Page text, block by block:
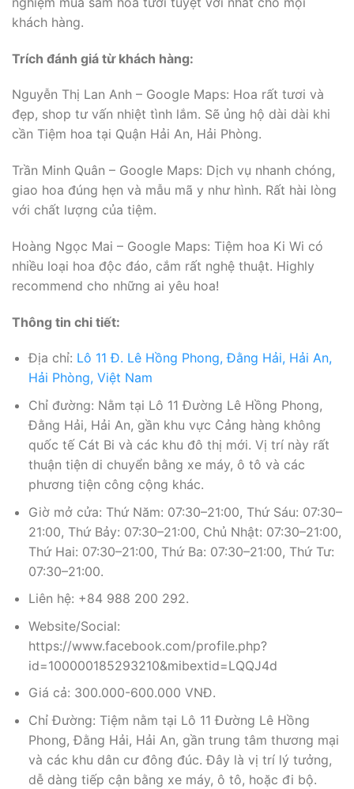
khách hàng.
Trích đánh giá từ khách hàng:
Nguyễn Thị Lan Anh – Google Maps: Hoa rất tươi và
đẹp, shop tư vấn nhiệt tình lắm. Sẽ ủng hộ dài dài khi
cần Tiệm hoa tại Quận Hải An, Hải Phòng.
Trần Minh Quân – Google Maps: Dịch vụ nhanh chóng,
giao hoa đúng hẹn và mẫu mã y như hình. Rất hài lòng
với chất lượng của tiệm.
Hoàng Ngọc Mai – Google Maps: Tiệm hoa Ki Wi có
nhiều loại hoa độc đáo, cắm rất nghệ thuật. Highly
recommend cho những ai yêu hoa!
Thông tin chi tiết:
Địa chỉ: Lô 11 Đ. Lê Hồng Phong, Đằng Hải, Hải An,
Hải Phòng, Việt Nam
Chỉ đường: Nằm tại Lô 11 Đường Lê Hồng Phong,
Đằng Hải, Hải An, gần khu vực Cảng hàng không
quốc tế Cát Bi và các khu đô thị mới. Vị trí này rất
thuận tiện di chuyển bằng xe máy, ô tô và các
phương tiện công cộng khác.
Giờ mở cửa: Thứ Năm: 07:30–21:00, Thứ Sáu: 07:30–
21:00, Thứ Bảy: 07:30–21:00, Chủ Nhật: 07:30–21:00,
Thứ Hai: 07:30–21:00, Thứ Ba: 07:30–21:00, Thứ Tư:
07:30–21:00.
Liên hệ: +84 988 200 292.
Website/Social:
https://www.facebook.com/profile.php?
id=100000185293210&mibextid=LQQJ4d
Giá cả: 300.000-600.000 VNĐ.
Chỉ Đường: Tiệm nằm tại Lô 11 Đường Lê Hồng
Phong, Đằng Hải, Hải An, gần trung tâm thương mại
và các khu dân cư đông đúc. Đây là vị trí lý tưởng,
dễ dàng tiếp cận bằng xe máy, ô tô, hoặc đi bộ.